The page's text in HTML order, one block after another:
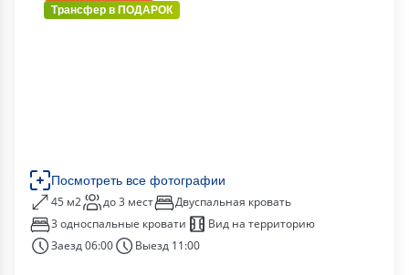
Трансфер в ПОДАРОК
Посмотреть все фотографии
45 м2 до 3 мест
Двуспальная кровать
3 односпальные кровати
Вид на территорию
Заезд 06:00
Выезд 11:00